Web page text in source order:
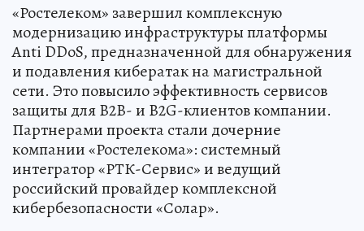
«Ростелеком» завершил комплексную
модернизацию инфраструктуры платформы
Anti DDoS, предназначенной для обнаружения
и подавления кибератак на магистральной
сети. Это повысило эффективность сервисов
защиты для B2B- и B2G-клиентов компании.
Партнерами проекта стали дочерние
компании «Ростелекома»: системный
интегратор «РТК-Сервис» и ведущий
российский провайдер комплексной
кибербезопасности «Солар».